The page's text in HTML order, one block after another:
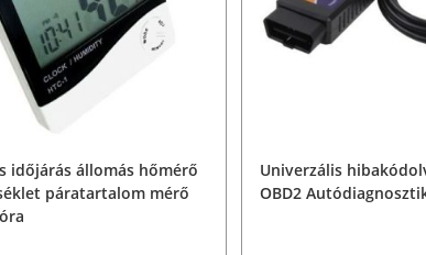
időjárás állomás hőmérő
páratartalom mérő
Univerzális
OBD2